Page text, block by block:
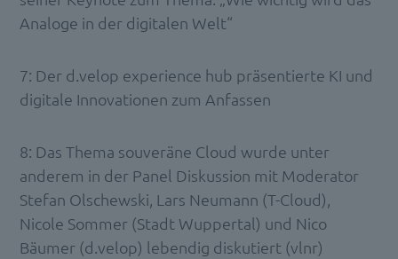
Analoge in der digitalen Welt“
7: Der d.velop experience hub präsentierte KI und
digitale Innovationen zum Anfassen
8: Das Thema souveräne Cloud wurde unter
anderem in der Panel Diskussion mit Moderator
Stefan Olschewski, Lars Neumann (T-Cloud),
Nicole Sommer (Stadt Wuppertal) und Nico
Bäumer (d.velop) lebendig diskutiert (vlnr)